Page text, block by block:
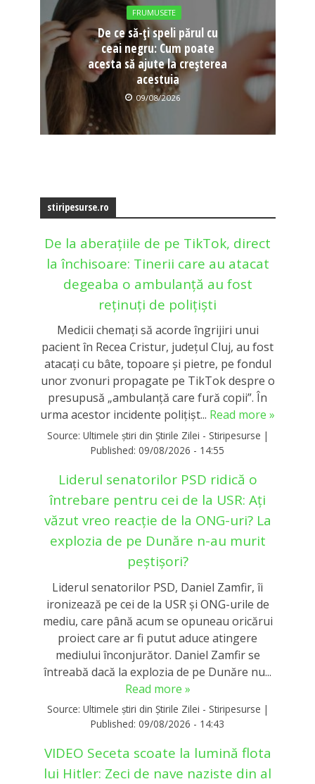
FRUMUSETE
De ce să-ți speli părul cu
ceai negru: Cum poate
acesta să ajute la creșterea
acestuia
09/08/2026
stiripesurse.ro
De la aberațiile de pe TikTok, direct
la închisoare: Tinerii care au atacat
degeaba o ambulanță au fost
reținuți de polițiști
Medicii chemaţi să acorde îngrijiri unui
pacient în Recea Cristur, judeţul Cluj, au fost
atacaţi cu bâte, topoare şi pietre, pe fondul
unor zvonuri propagate pe TikTok despre o
presupusă „ambulanţă care fură copii”. În
urma acestor incidente polițișt... Read more »
Source: Ultimele știri din Știrile Zilei - Stiripesurse |
Published: 09/08/2026 - 14:55
Liderul senatorilor PSD ridică o
întrebare pentru cei de la USR: Ați
văzut vreo reacție de la ONG-uri? La
explozia de pe Dunăre n-au murit
peștișori?
Liderul senatorilor PSD, Daniel Zamfir, îi
ironizează pe cei de la USR și ONG-urile de
mediu, care până acum se opuneau oricărui
proiect care ar fi putut aduce atingere
mediului înconjurător. Daniel Zamfir se
întreabă dacă la explozia de pe Dunăre nu...
Read more »
Source: Ultimele știri din Știrile Zilei - Stiripesurse |
Published: 09/08/2026 - 14:43
VIDEO Seceta scoate la lumină flota
lui Hitler: Zeci de nave naziste din al